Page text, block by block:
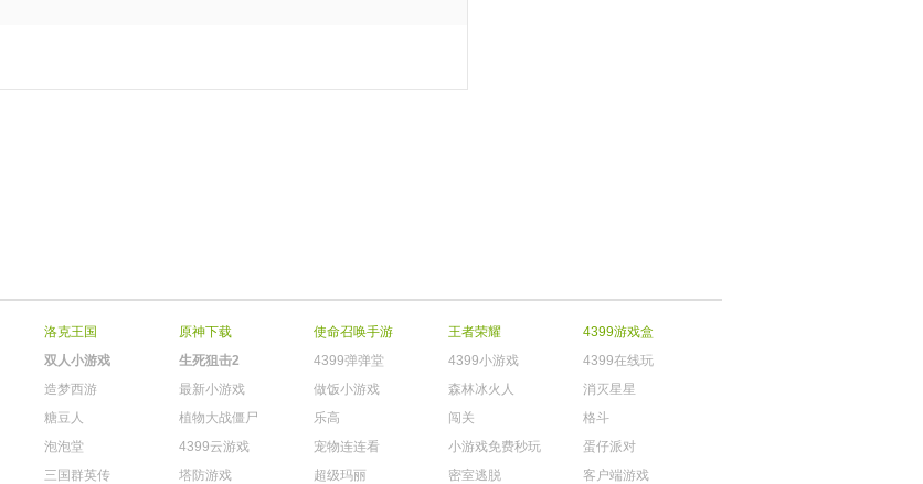
洛克王国 原神下载 使命召唤手游 王者荣耀
4399游戏盒
双人小游戏 生死狙击2 4399弹弹堂 4399小游戏
4399在线玩
造梦西游 最新小游戏 做饭小游戏 森林冰火人
消灭星星
糖豆人 植物大战僵尸 乐高 闯关
格斗
泡泡堂 4399云游戏 宠物连连看 小游戏免费秒玩
蛋仔派对
三国群英传 塔防游戏 超级玛丽 密室逃脱
客户端游戏